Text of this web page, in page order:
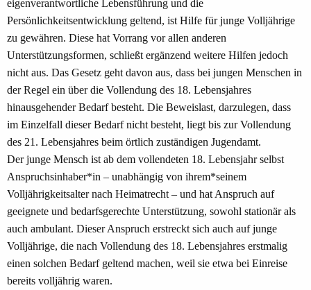
eigenverantwortliche Lebensführung und die
Persönlichkeitsentwicklung geltend, ist Hilfe für junge Volljährige
zu gewähren. Diese hat Vorrang vor allen anderen
Unterstützungsformen, schließt ergänzend weitere Hilfen jedoch
nicht aus. Das Gesetz geht davon aus, dass bei jungen Menschen in
der Regel ein über die Vollendung des 18. Lebensjahres
hinausgehender Bedarf besteht. Die Beweislast, darzulegen, dass
im Einzelfall dieser Bedarf nicht besteht, liegt bis zur Vollendung
des 21. Lebensjahres beim örtlich zuständigen Jugendamt.
Der junge Mensch ist ab dem vollendeten 18. Lebensjahr selbst
Anspruchsinhaber*in – unabhängig von ihrem*seinem
Volljährigkeitsalter nach Heimatrecht – und hat Anspruch auf
geeignete und bedarfsgerechte Unterstützung, sowohl stationär als
auch ambulant. Dieser Anspruch erstreckt sich auch auf junge
Volljährige, die nach Vollendung des 18. Lebensjahres erstmalig
einen solchen Bedarf geltend machen, weil sie etwa bei Einreise
bereits volljährig waren.